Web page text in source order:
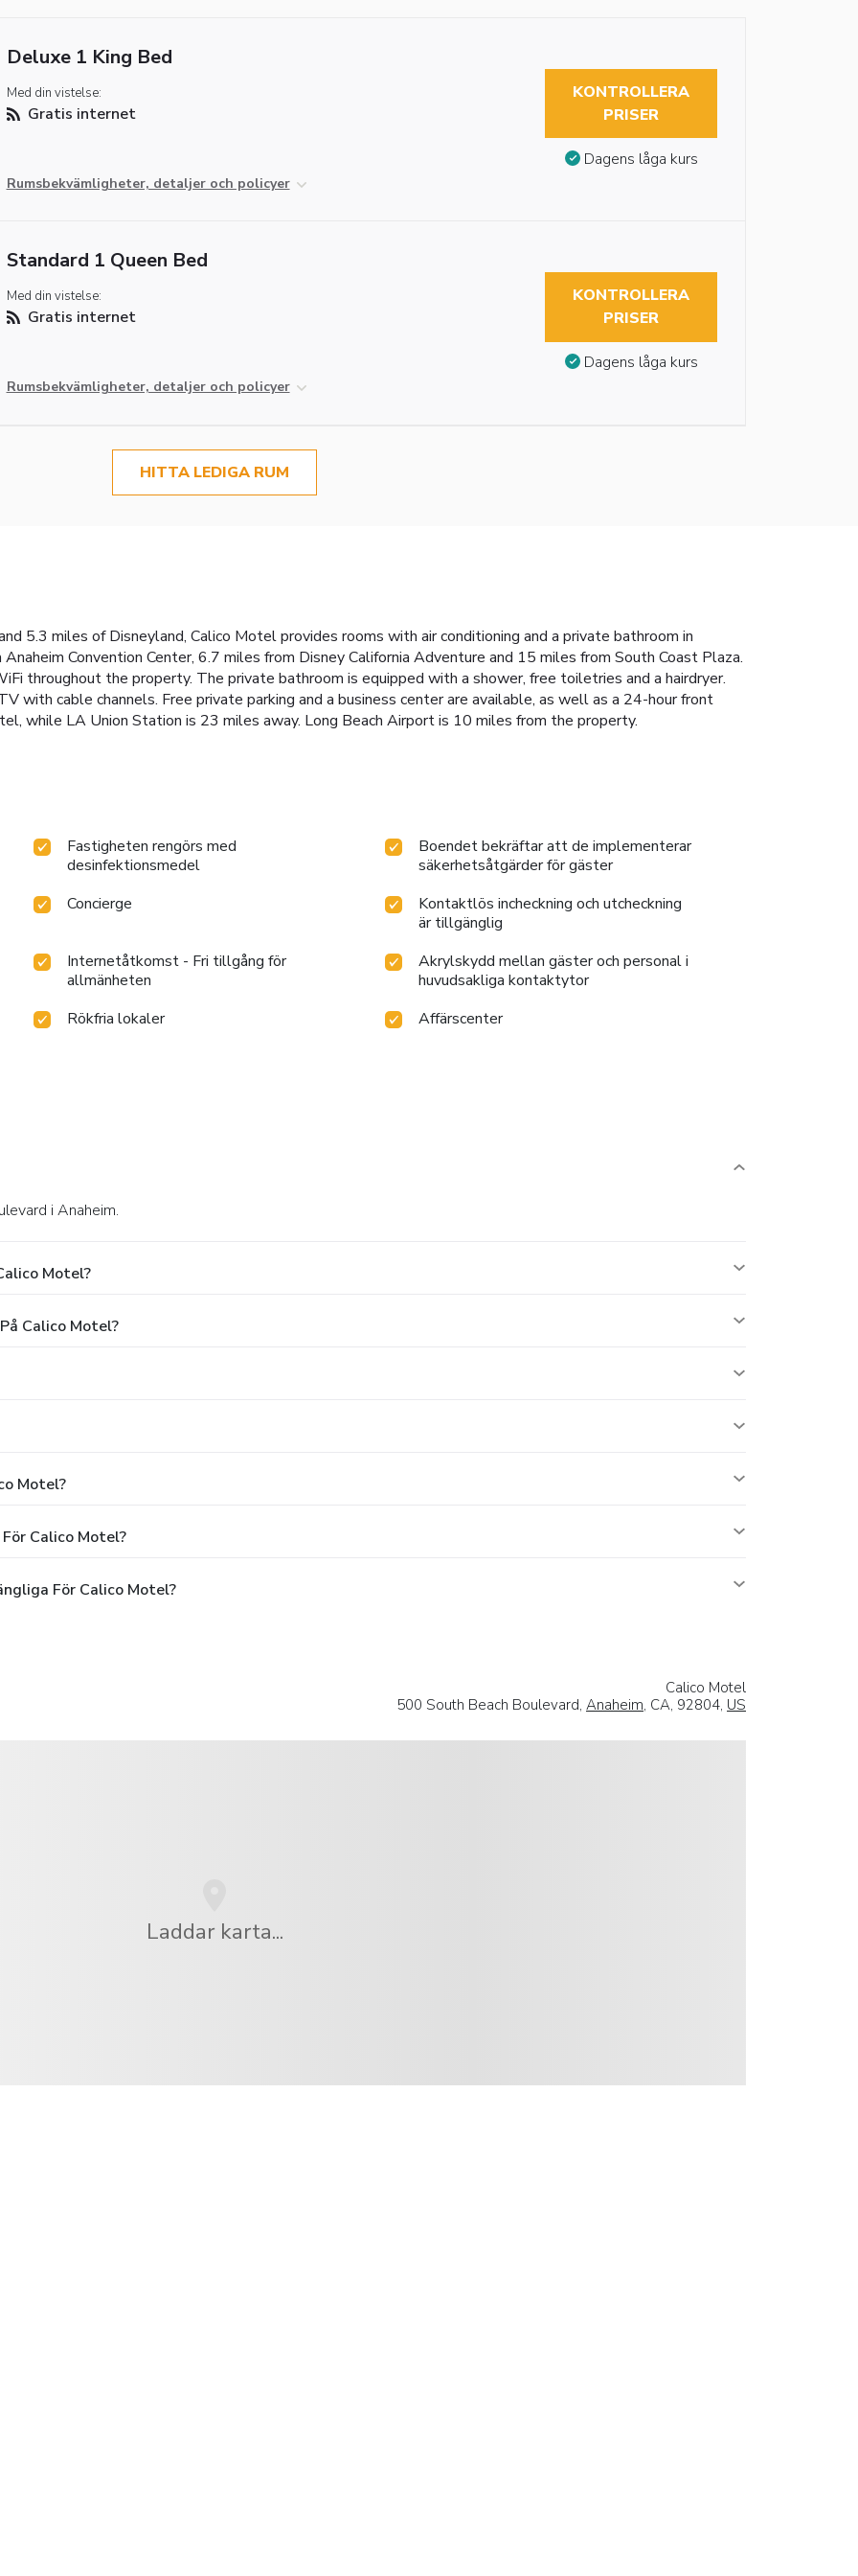
Deluxe 1 King Bed
Med din vistelse:
Gratis internet
Rumsbekvämligheter, detaljer och policyer
KONTROLLERA
PRISER
Dagens låga kurs
Standard 1 Queen Bed
Med din vistelse:
Gratis internet
Rumsbekvämligheter, detaljer och policyer
KONTROLLERA
PRISER
Dagens låga kurs
HITTA LEDIGA RUM
5.3 miles of Disneyland, Calico Motel provides rooms with air conditioning and a private bathroom in
Convention Center, 6.7 miles from Disney California Adventure and 15 miles from South Coast Plaza.
throughout the property. The private bathroom is equipped with a shower, free toiletries and a hairdryer.
with cable channels. Free private parking and a business center are available, as well as a 24-hour front
while LA Union Station is 23 miles away. Long Beach Airport is 10 miles from the property.
Fastigheten rengörs med
desinfektionsmedel
Boendet bekräftar att de implementerar
säkerhetsåtgärder för gäster
Concierge
Kontaktlös incheckning och utcheckning
är tillgänglig
Internetåtkomst - Fri tillgång för
allmänheten
Akrylskydd mellan gäster och personal i
huvudsakliga kontaktytor
Rökfria lokaler
Affärscenter
i Anaheim.
Motel?
Calico Motel?
Motel?
Calico Motel?
För Calico Motel?
Calico Motel
500 South Beach Boulevard, Anaheim, CA, 92804, US
Laddar karta...